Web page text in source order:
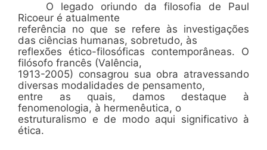
O legado oriundo da filosofia de Paul
Ricoeur é atualmente
referência no que se refere às investigações
das ciências humanas, sobretudo, às
reflexões ético-filosóficas contemporâneas. O
filósofo francês (Valência,
1913-2005) consagrou sua obra atravessando
diversas modalidades de pensamento,
entre as quais, damos destaque à
fenomenologia, à hermenêutica, o
estruturalismo e de modo aqui significativo à
ética.